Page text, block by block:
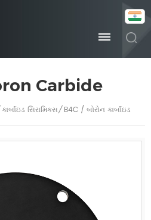
Carbide
કાર્બાઇડ સિરામિક્સ/ B4C / બોરોન કાર્બાઇડ